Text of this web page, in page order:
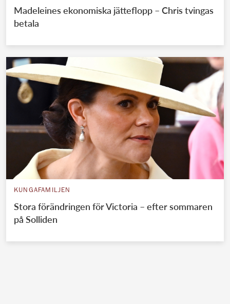
Madeleines ekonomiska jätteflopp – Chris tvingas
betala
KUNGAFAMILJEN
Stora förändringen för Victoria – efter sommaren
på Solliden